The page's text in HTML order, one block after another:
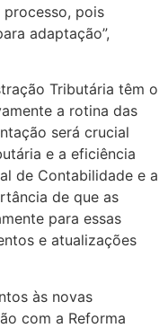
processo, pois
adaptação”,
Tributária têm o
a rotina das
será crucial
e a eficiência
de Contabilidade e a
de que as
para essas
e atualizações
às novas
com a Reforma